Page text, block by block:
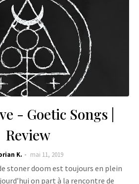
- Goetic Songs |
Review
K. mai 11, 2019
stoner doom est toujours en plein
on part à la rencontre de